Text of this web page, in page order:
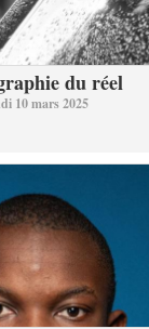
du réel
10 mars 2025